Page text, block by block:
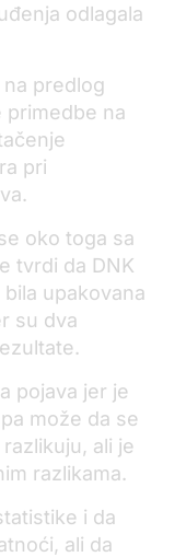
odlagala
predlog
primedbe na
pri
oko toga sa
tvrdi da DNK
upakovana
su dva
pojava jer je
može da se
ali je
razlikama.
i da
ali da